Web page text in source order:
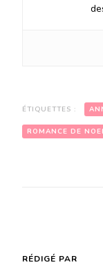
ÉTIQUETTES :
ROMANCE DE
RÉDIGÉ PAR